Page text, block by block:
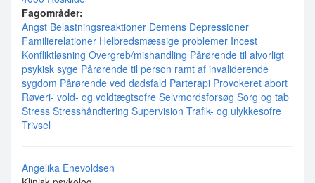
Fagområder:
Angst Belastningsreaktioner Demens Depressioner
Familierelationer Helbredsmæssige problemer Incest
Konfliktløsning Overgreb/mishandling Pårørende til alvorligt
psykisk syge Pårørende til person ramt af invaliderende
sygdom Pårørende ved dødsfald Parterapi Provokeret abort
Røveri- vold- og voldtægtsofre Selvmordsforsøg Sorg og tab
Stress Stresshåndtering Supervision Trafik- og ulykkesofre
Trivsel
Angelika Enevoldsen